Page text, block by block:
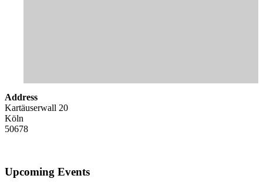
Address
Kartäuserwall 20
Köln
50678
Upcoming Events